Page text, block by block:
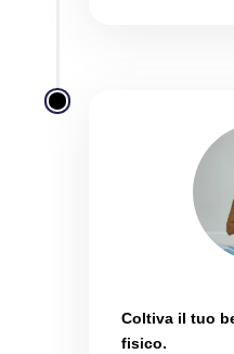
Coltiva il tuo
fisico.